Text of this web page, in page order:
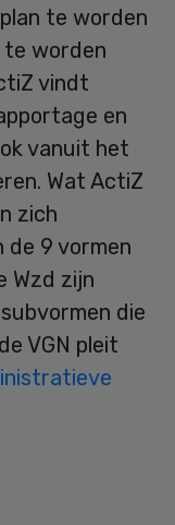
te worden
worden
vindt
en
vanuit het
Wat ActiZ
zich
9 vormen
Wzd zijn
die
VGN pleit